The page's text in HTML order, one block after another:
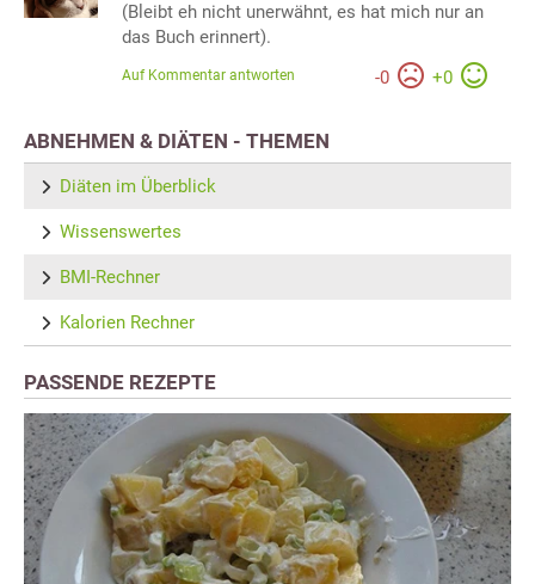
(Bleibt eh nicht unerwähnt, es hat mich nur an
das Buch erinnert).
-0 +0
Auf Kommentar antworten
ABNEHMEN & DIÄTEN - THEMEN
Diäten im Überblick
Wissenswertes
BMI-Rechner
Kalorien Rechner
PASSENDE REZEPTE